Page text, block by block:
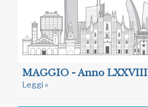
MAGGIO - Anno LXXVIII
Leggi »